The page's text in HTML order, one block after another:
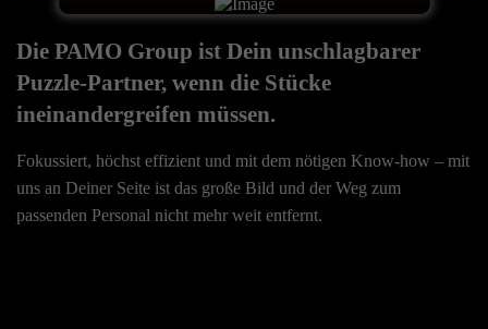
Die PAMO Group ist Dein unschlagbarer
Puzzle-Partner, wenn die Stücke
ineinandergreifen müssen.
Fokussiert, höchst effizient und mit dem nötigen Know-how – mit
uns an Deiner Seite ist das große Bild und der Weg zum
passenden Personal nicht mehr weit entfernt.